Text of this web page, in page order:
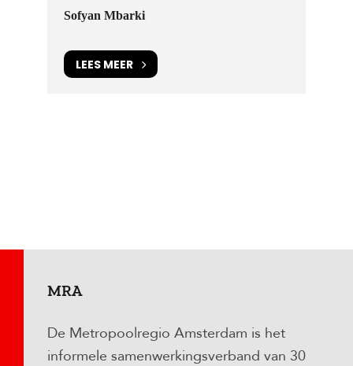
Sofyan Mbarki
LEES MEER
MRA
De Metropoolregio Amsterdam is het
informele samenwerkingsverband van 30